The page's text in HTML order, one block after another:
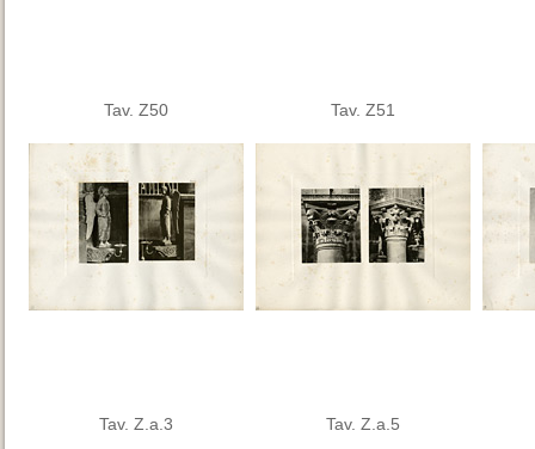
Tav. Z50 Tav. Z51
Tav. Z.a.3 Tav. Z.a.5